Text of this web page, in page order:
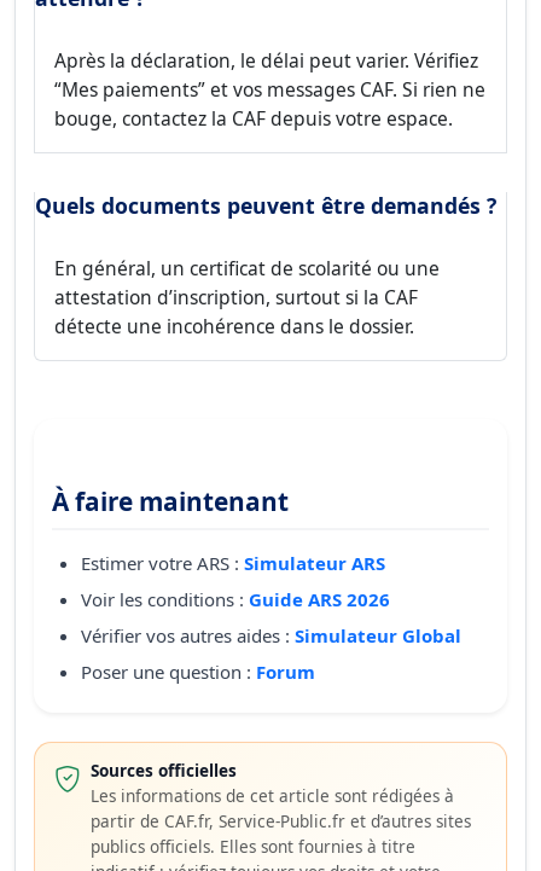
Après la déclaration, le délai peut varier. Vérifiez
“Mes paiements” et vos messages CAF. Si rien ne
bouge, contactez la CAF depuis votre espace.
Quels documents peuvent être demandés ?
En général, un certificat de scolarité ou une
attestation d’inscription, surtout si la CAF
détecte une incohérence dans le dossier.
À faire maintenant
Estimer votre ARS : Simulateur ARS
Voir les conditions : Guide ARS 2026
Vérifier vos autres aides : Simulateur Global
Poser une question : Forum
Sources officielles
Les informations de cet article sont rédigées à
partir de CAF.fr, Service-Public.fr et d’autres sites
publics officiels. Elles sont fournies à titre